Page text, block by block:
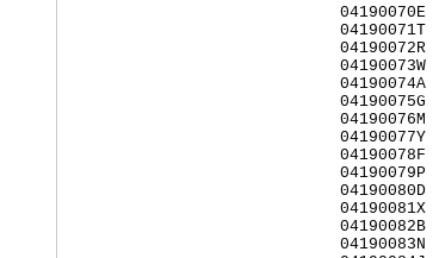
04190070E
04190071T
04190072R
04190073W
04190074A
04190075G
04190076M
04190077Y
04190078F
04190079P
04190080D
04190081X
04190082B
04190083N